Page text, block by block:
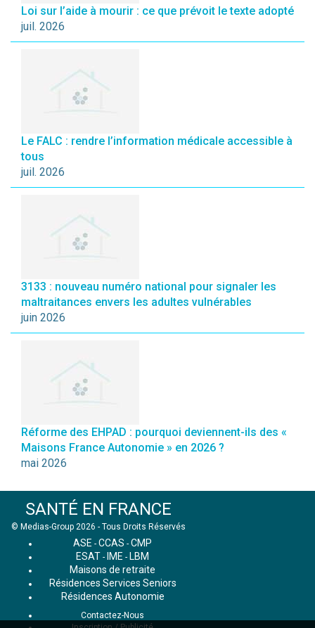
Loi sur l’aide à mourir : ce que prévoit le texte adopté
juil. 2026
Le FALC : rendre l’information médicale accessible à
tous
juil. 2026
3133 : nouveau numéro national pour signaler les
maltraitances envers les adultes vulnérables
juin 2026
Réforme des EHPAD : pourquoi deviennent-ils des «
Maisons France Autonomie » en 2026 ?
mai 2026
SANTÉ EN FRANCE
© Medias-Group 2026 - Tous Droits Réservés
ASE - CCAS - CMP
ESAT - IME - LBM
Maisons de retraite
Résidences Services Seniors
Résidences Autonomie
Contactez-Nous